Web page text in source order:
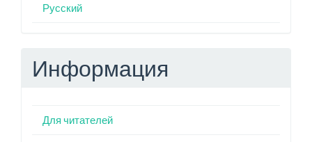
Русский
Информация
Для читателей